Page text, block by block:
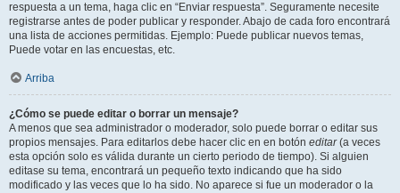
respuesta a un tema, haga clic en “Enviar respuesta”. Seguramente necesite
registrarse antes de poder publicar y responder. Abajo de cada foro encontrará
una lista de acciones permitidas. Ejemplo: Puede publicar nuevos temas,
Puede votar en las encuestas, etc.
Arriba
¿Cómo se puede editar o borrar un mensaje?
A menos que sea administrador o moderador, solo puede borrar o editar sus
propios mensajes. Para editarlos debe hacer clic en en botón editar(a veces
esta opción solo es válida durante un cierto periodo de tiempo). Si alguien
editase su tema, encontrará un pequeño texto indicando que ha sido
modificado y las veces que lo ha sido. No aparece si fue un moderador o la